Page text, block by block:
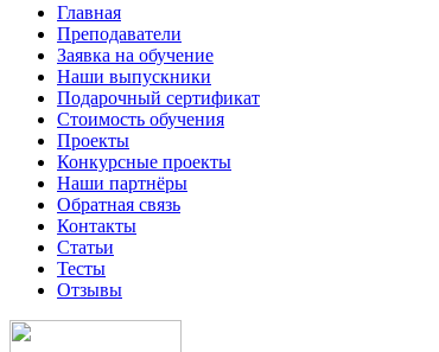
Главная
Преподаватели
Заявка на обучение
Наши выпускники
Подарочный сертификат
Стоимость обучения
Проекты
Конкурсные проекты
Наши партнёры
Обратная связь
Контакты
Статьи
Тесты
Отзывы